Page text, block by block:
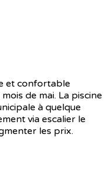
et confortable
de mai. La piscine
à quelque
via escalier le
les prix.